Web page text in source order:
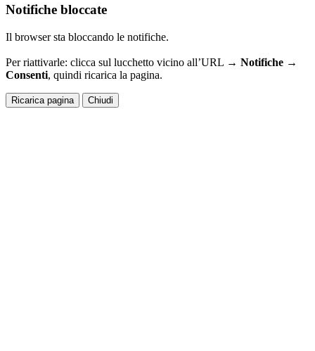
Notifiche bloccate
Il browser sta bloccando le notifiche.
Per riattivarle: clicca sul lucchetto vicino all’URL → Notifiche →
Consenti, quindi ricarica la pagina.
Ricarica pagina Chiudi